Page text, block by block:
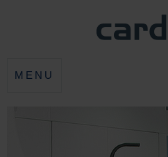
MENU